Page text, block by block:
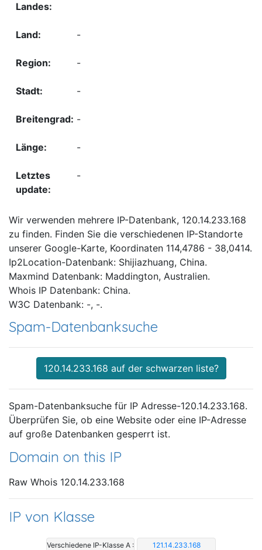
-
-
-
-
-
-
Wir verwenden mehrere IP-Datenbank, 120.14.233.168
zu finden. Finden Sie die verschiedenen IP-Standorte
unserer Google-Karte, Koordinaten 114,4786 - 38,0414.
Ip2Location-Datenbank: Shijiazhuang, China.
Maxmind Datenbank: Maddington, Australien.
Whois IP Datenbank: China.
W3C Datenbank: -, -.
Spam-Datenbanksuche
120.14.233.168 auf der schwarzen liste?
Spam-Datenbanksuche für IP Adresse-120.14.233.168.
Überprüfen Sie, ob eine Website oder eine IP-Adresse
auf große Datenbanken gesperrt ist.
Domain on this IP
Raw Whois 120.14.233.168
IP von Klasse
Verschiedene IP-Klasse A : 121.14.233.168